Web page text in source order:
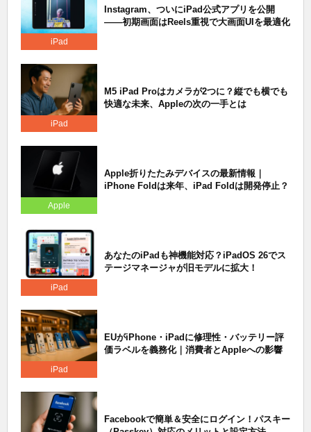
iPad
Instagram、ついにiPad公式アプリを公開
——初期画面はReels重視で大画面UIを最適化
iPad
M5 iPad Proはカメラが2つに？縦でも横でも
快適な未来、Appleの次の一手とは
Apple
Apple折りたたみデバイスの最新情報｜
iPhone Foldは来年、iPad Foldは開発停止？
iPad
あなたのiPadも神機能対応？iPadOS 26でス
テージマネージャが旧モデルに拡大！
iPad
EUがiPhone・iPadに修理性・バッテリー評
価ラベルを義務化｜消費者とAppleへの影響
Facebookで簡単＆安全にログイン！パスキー